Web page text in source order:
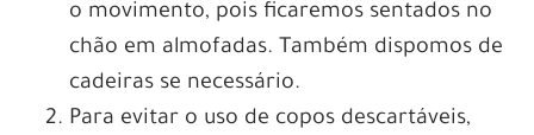
o movimento, pois ficaremos sentados no
chão em almofadas. Também dispomos de
cadeiras se necessário.
Para evitar o uso de copos descartáveis,